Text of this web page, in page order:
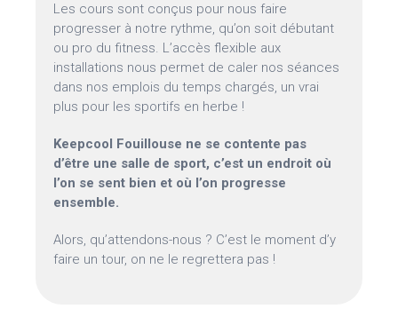
Les cours sont conçus pour nous faire
progresser à notre rythme, qu’on soit débutant
ou pro du fitness. L’accès flexible aux
installations nous permet de caler nos séances
dans nos emplois du temps chargés, un vrai
plus pour les sportifs en herbe !
Keepcool Fouillouse ne se contente pas
d’être une salle de sport, c’est un endroit où
l’on se sent bien et où l’on progresse
ensemble.
Alors, qu’attendons-nous ? C’est le moment d’y
faire un tour, on ne le regrettera pas !